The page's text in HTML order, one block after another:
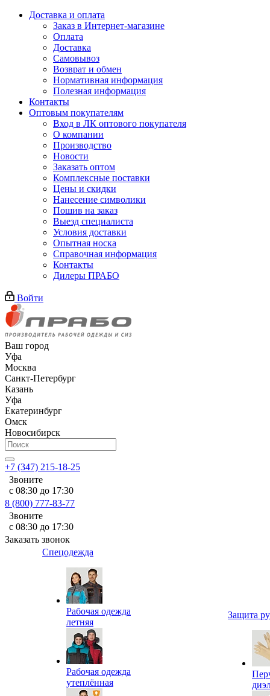
Доставка и оплата
Заказ в Интернет-магазине
Оплата
Доставка
Самовывоз
Возврат и обмен
Нормативная информация
Полезная информация
Контакты
Оптовым покупателям
Вход в ЛК оптового покупателя
О компании
Производство
Новости
Заказать оптом
Комплексные поставки
Цены и скидки
Нанесение символики
Пошив на заказ
Выезд специалиста
Условия доставки
Опытная носка
Справочная информация
Контакты
Дилеры ПРАБО
Войти
Ваш город
Уфа
Москва
Санкт-Петербург
Казань
Уфа
Екатеринбург
Омск
Новосибирск
+7 (347) 215-18-25
Звоните
с 08:30 до 17:30
8 (800) 777-83-77
Звоните
с 08:30 до 17:30
Заказать звонок
Спецодежда
Рабочая одежда
летняя
Рабочая одежда
утеплённая
Защита